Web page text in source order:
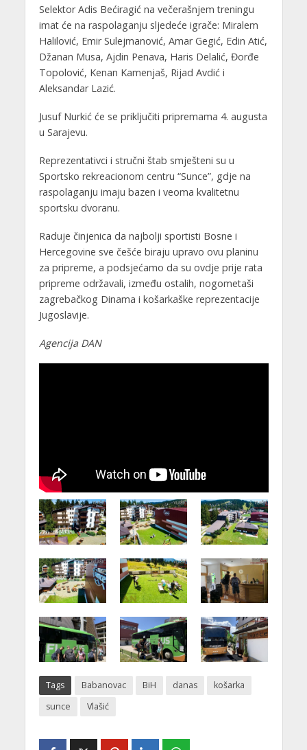
Selektor Adis Bećiragić na večerašnjem treningu
imat će na raspolaganju sljedeće igrače: Miralem
Halilović, Emir Sulejmanović, Amar Gegić, Edin Atić,
Džanan Musa, Ajdin Penava, Haris Delalić, Đorđe
Topolović, Kenan Kamenjaš, Rijad Avdić i
Aleksandar Lazić.
Jusuf Nurkić će se priključiti pripremama 4. augusta
u Sarajevu.
Reprezentativci i stručni štab smješteni su u
Sportsko rekreacionom centru “Sunce”, gdje na
raspolaganju imaju bazen i veoma kvalitetnu
sportsku dvoranu.
Raduje činjenica da najbolji sportisti Bosne i
Hercegovine sve češće biraju upravo ovu planinu
za pripreme, a podsjećamo da su ovdje prije rata
pripreme održavali, između ostalih, nogometaši
zagrebačkog Dinama i košarkaške reprezentacije
Jugoslavije.
Agencija DAN
Tags Babanovac BiH danas
košarka
sunce
Vlašić